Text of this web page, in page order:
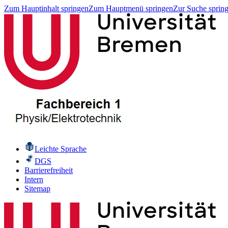
Zum Hauptinhalt springenZum Hauptmenü springenZur Suche
Leichte Sprache
DGS
Barrierefreiheit
Intern
Sitemap